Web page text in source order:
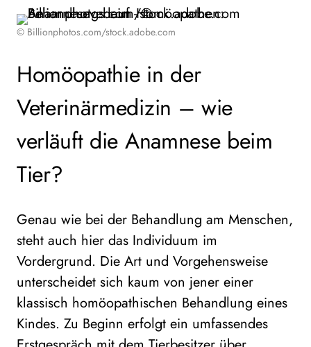
© Billionphotos.com/stock.adobe.com
Homöopathie in der
Veterinärmedizin – wie
verläuft die Anamnese beim
Tier?
Genau wie bei der Behandlung am Menschen,
steht auch hier das Individuum im
Vordergrund. Die Art und Vorgehensweise
unterscheidet sich kaum von jener einer
klassisch homöopathischen Behandlung eines
Kindes. Zu Beginn erfolgt ein umfassendes